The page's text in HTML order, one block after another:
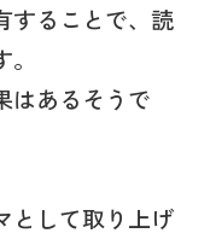
することで、読
はあるそうで
として取り上げ